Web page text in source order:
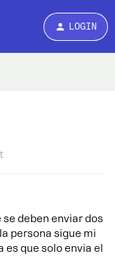
LOGIN
deben enviar dos
persona sigue mi
que solo envia el